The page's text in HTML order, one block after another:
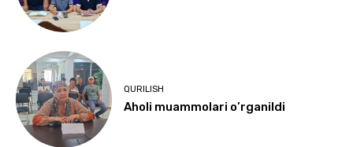
QURILISH
Aholi muammolari o’rganildi